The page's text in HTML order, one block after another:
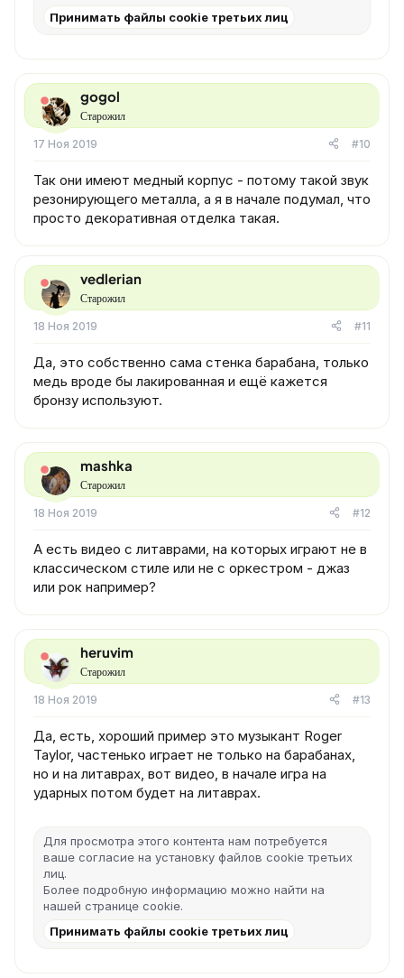
Принимать файлы cookie третьих лиц
gogol
Старожил
17 Ноя 2019 #10
Так они имеют медный корпус - потому такой звук
резонирующего металла, а я в начале подумал, что
просто декоративная отделка такая.
vedlerian
Старожил
18 Ноя 2019 #11
Да, это собственно сама стенка барабана, только
медь вроде бы лакированная и ещё кажется
бронзу используют.
mashka
Старожил
18 Ноя 2019 #12
А есть видео с литаврами, на которых играют не в
классическом стиле или не с оркестром - джаз
или рок например?
heruvim
Старожил
18 Ноя 2019 #13
Да, есть, хороший пример это музыкант Roger
Taylor, частенько играет не только на барабанах,
но и на литаврах, вот видео, в начале игра на
ударных потом будет на литаврах.
Для просмотра этого контента нам потребуется
ваше согласие на установку файлов cookie третьих
лиц.
Более подробную информацию можно найти на
нашей странице cookie.
Принимать файлы cookie третьих лиц